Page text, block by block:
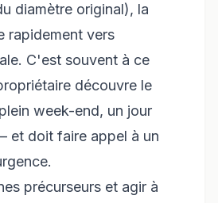
diamètre original), la
rapidement vers
C'est souvent à ce
découvre le
week-end, un jour
et doit faire appel à un
précurseurs et agir à